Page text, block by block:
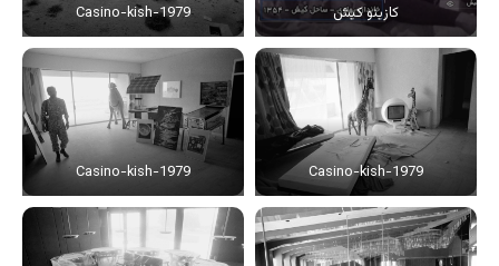
کازینو کیش Casino-kish-1979
Casino-kish-1979
Casino-kish-1979